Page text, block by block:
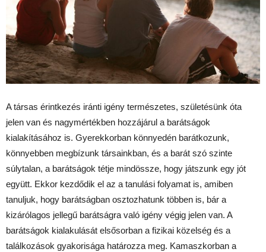
A társas érintkezés iránti igény természetes, születésünk óta
jelen van és nagymértékben hozzájárul a barátságok
kialakításához is. Gyerekkorban könnyedén barátkozunk,
könnyebben megbízunk társainkban, és a barát szó szinte
súlytalan, a barátságok tétje mindössze, hogy játszunk egy jót
együtt. Ekkor kezdődik el az a tanulási folyamat is, amiben
tanuljuk, hogy barátságban osztozhatunk többen is, bár a
kizárólagos jellegű barátságra való igény végig jelen van. A
barátságok kialakulását elsősorban a fizikai közelség és a
találkozások gyakorisága határozza meg. Kamaszkorban a